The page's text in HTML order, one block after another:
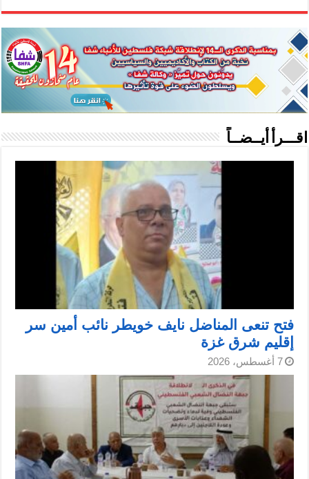
اقـــرأ أيــضــاً
فتح تنعى المناضل نايف خويطر نائب أمين سر
إقليم شرق غزة
7 أغسطس، 2026